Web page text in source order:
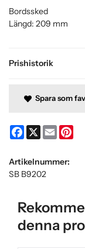
Prishistorik
Bordssked
Längd: 209 mm
Spara som
Facebook
X Email
Artikelnummer:
SB B9202
denna